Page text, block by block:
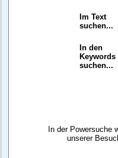
Im Text
suchen...
In den
Keywords
suchen...
In der Powersuche
unserer